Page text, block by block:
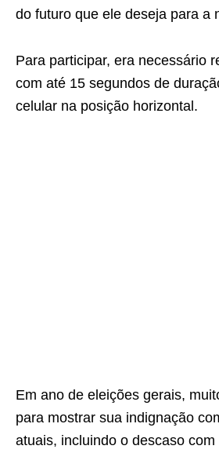
do futuro que ele deseja para a
Para participar, era necessário
com até 15 segundos de
celular na posição horizontal.
Em ano de eleições gerais,
para mostrar sua indignação
atuais, incluindo o descaso